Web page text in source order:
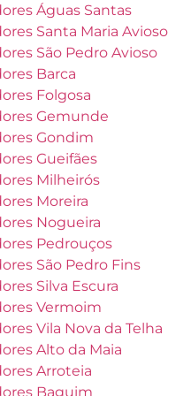
Águas Santas
Santa Maria Avioso
São Pedro Avioso
Barca
Folgosa
Gemunde
Gondim
Gueifães
Milheirós
Moreira
Nogueira
Pedrouços
São Pedro Fins
Silva Escura
Vermoim
Vila Nova da Telha
Alto da Maia
Arroteia
Baguim